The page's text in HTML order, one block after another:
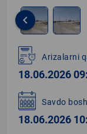
1
of
2
keyboard_arrow_left
Arizalarni
18.06.2026
Savdo
18.06.2026